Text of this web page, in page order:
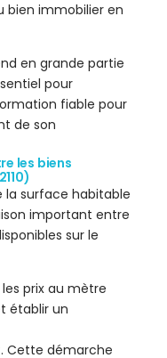
bien immobilier en
en grande partie
pour
fiable pour
de son
les biens
la surface habitable
important entre
sur le
prix au mètre
établir un
Cette démarche